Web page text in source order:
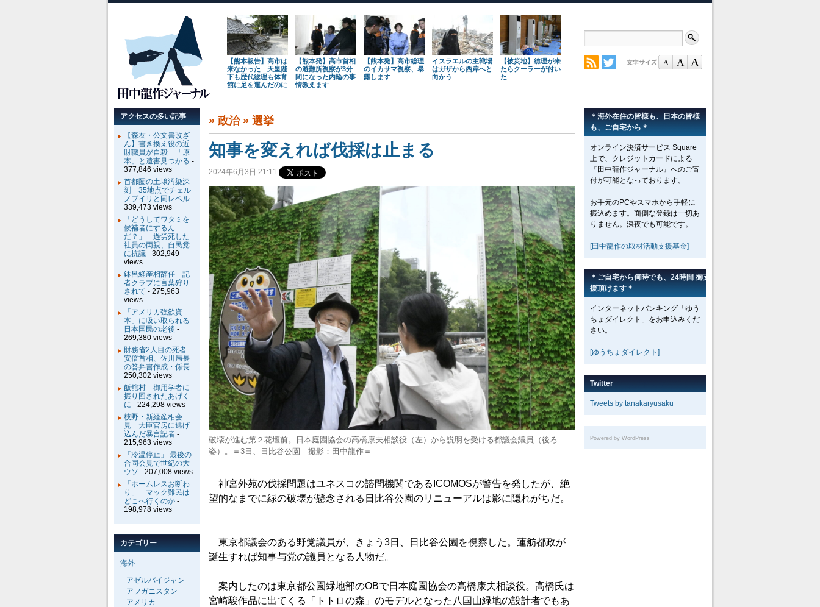
【熊本報告】高市は
来なかった 天皇陛
下も歴代総理も体育
館に足を運んだのに
【熊本発】高市首相
の避難所視察が3分
間になった内輪の事
情教えます
【熊本発】高市総理
のイカサマ視察、暴
露します
イスラエルの主戦場
はガザから西岸へと
向かう
【被災地】総理が来
たらクーラーが付い
た
» 政治» 選挙
知事を変えれば伐採は止まる
2024年6月3日 21:11
破壊が進む第２花壇前。日本庭園協会の高橋康夫相談役（左）から説明を受ける都議会議員（後ろ
姿）。＝3日、日比谷公園 撮影：田中龍作＝
神宮外苑の伐採問題はユネスコの諮問機関であるICOMOSが警告を発したが、絶
望的なまでに緑の破壊が懸念される日比谷公園のリニューアルは影に隠れがちだ。
東京都議会のある野党議員が、きょう3日、日比谷公園を視察した。蓮舫都政が
誕生すれば知事与党の議員となる人物だ。
案内したのは東京都公園緑地部のOBで日本庭園協会の高橋康夫相談役。高橋氏は
宮崎駿作品に出てくる「トトロの森」のモデルとなった八国山緑地の設計者でもあ
＊海外在住の皆様も、日本の皆様
も、ご自宅から＊
オンライン決済サービス Square
上で、クレジットカードによる
『田中龍作ジャーナル』へのご寄
付が可能となっております。
お手元のPCやスマホから手軽に
振込めます。面倒な登録は一切あ
りません。深夜でも可能です。
[田中龍作の取材活動支援基金]
＊ご自宅から何時でも、24時間 御支
援頂けます＊
インターネットバンキング「ゆう
ちょダイレクト」をお申込みくだ
さい。
[ゆうちょダイレクト]
Twitter
Tweets by tanakaryusaku
Powered by WordPress
アクセスの多い記事
【森友・公文書改ざ
ん】書き換え役の近
財職員が自殺 「原
本」と遺書見つかる -
377,846 views
首都圏の土壌汚染深
刻 35地点でチェル
ノブイリと同レベル -
339,473 views
「どうしてワタミを
候補者にするん
だ？」 過労死した
社員の両親、自民党
に抗議 - 302,949
views
鉢呂経産相辞任 記
者クラブに言葉狩り
されて - 275,963
views
「アメリカ強欲資
本」に吸い取られる
日本国民の老後 -
269,380 views
財務省2人目の死者
安倍首相、佐川局長
の答弁書作成・係長 -
250,302 views
飯舘村 御用学者に
振り回されたあげく
に - 224,298 views
枝野・新経産相会
見 大臣官房に逃げ
込んだ暴言記者 -
215,963 views
「冷温停止」 最後の
合同会見で世紀の大
ウソ - 207,008 views
「ホームレスお断わ
り」 マック難民は
どこへ行くのか -
198,978 views
カテゴリー
海外
アゼルバイジャン
アフガニスタン
アメリカ